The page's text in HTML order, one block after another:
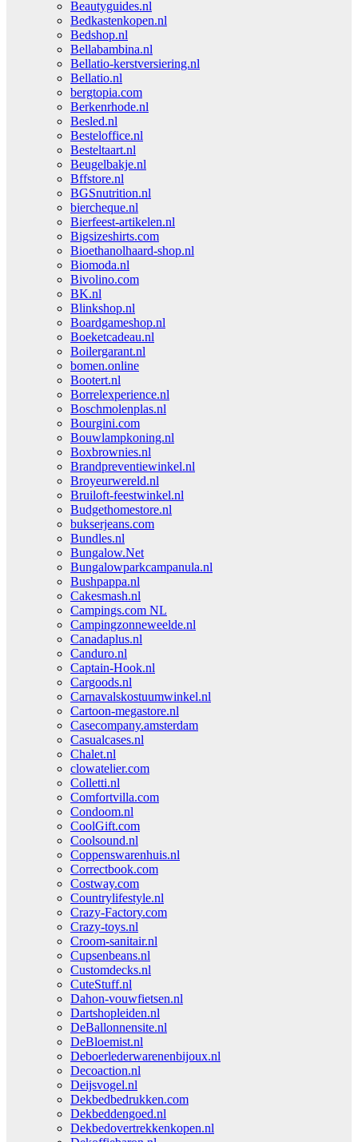
Beautyguides.nl
Bedkastenkopen.nl
Bedshop.nl
Bellabambina.nl
Bellatio-kerstversiering.nl
Bellatio.nl
bergtopia.com
Berkenrhode.nl
Besled.nl
Besteloffice.nl
Besteltaart.nl
Beugelbakje.nl
Bffstore.nl
BGSnutrition.nl
biercheque.nl
Bierfeest-artikelen.nl
Bigsizeshirts.com
Bioethanolhaard-shop.nl
Biomoda.nl
Bivolino.com
BK.nl
Blinkshop.nl
Boardgameshop.nl
Boeketcadeau.nl
Boilergarant.nl
bomen.online
Bootert.nl
Borrelexperience.nl
Boschmolenplas.nl
Bourgini.com
Bouwlampkoning.nl
Boxbrownies.nl
Brandpreventiewinkel.nl
Broyeurwereld.nl
Bruiloft-feestwinkel.nl
Budgethomestore.nl
bukserjeans.com
Bundles.nl
Bungalow.Net
Bungalowparkcampanula.nl
Bushpappa.nl
Cakesmash.nl
Campings.com NL
Campingzonneweelde.nl
Canadaplus.nl
Canduro.nl
Captain-Hook.nl
Cargoods.nl
Carnavalskostuumwinkel.nl
Cartoon-megastore.nl
Casecompany.amsterdam
Casualcases.nl
Chalet.nl
clowatelier.com
Colletti.nl
Comfortvilla.com
Condoom.nl
CoolGift.com
Coolsound.nl
Coppenswarenhuis.nl
Correctbook.com
Costway.com
Countrylifestyle.nl
Crazy-Factory.com
Crazy-toys.nl
Croom-sanitair.nl
Cupsenbeans.nl
Customdecks.nl
CuteStuff.nl
Dahon-vouwfietsen.nl
Dartshopleiden.nl
DeBallonnensite.nl
DeBloemist.nl
Deboerlederwarenenbijoux.nl
Decoaction.nl
Deijsvogel.nl
Dekbedbedrukken.com
Dekbeddengoed.nl
Dekbedovertrekkenkopen.nl